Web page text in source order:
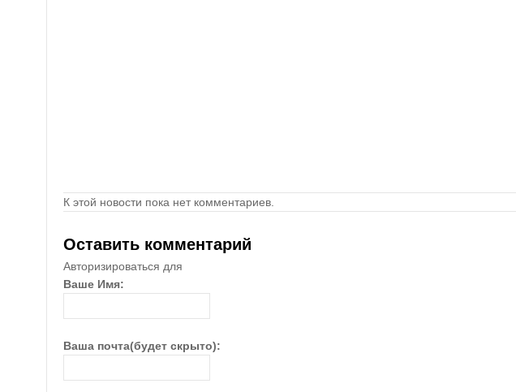
К этой новости пока нет комментариев.
Оставить комментарий
Авторизироваться для
Ваше Имя:
Ваша почта(будет скрыто):